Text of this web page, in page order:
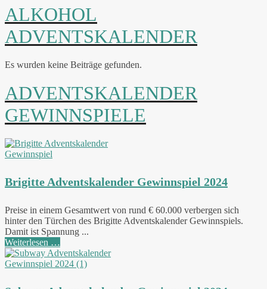
ALKOHOL
ADVENTSKALENDER
Es wurden keine Beiträge gefunden.
ADVENTSKALENDER
GEWINNSPIELE
Brigitte Adventskalender Gewinnspiel 2024
Preise in einem Gesamtwert von rund € 60.000 verbergen sich
hinter den Türchen des Brigitte Adventskalender Gewinnspiels.
Damit ist Spannung ...
Weiterlesen …